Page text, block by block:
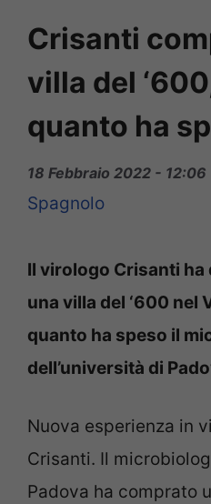
Crisanti
villa del
quanto ha
18 Febbraio 2022 - 12:06
Spagnolo
Il virologo Crisanti
una villa del ‘600 nel
quanto ha speso il
dell’università di
Nuova esperienza in
Crisanti. Il
Padova ha comprato